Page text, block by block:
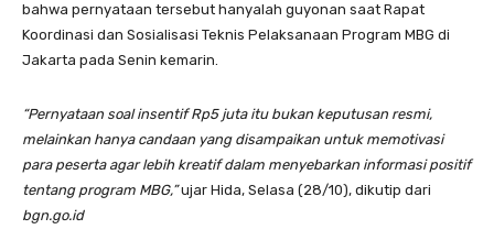
bahwa pernyataan tersebut hanyalah guyonan saat Rapat
Koordinasi dan Sosialisasi Teknis Pelaksanaan Program MBG di
Jakarta pada Senin kemarin.
“Pernyataan soal insentif Rp5 juta itu bukan keputusan resmi,
melainkan hanya candaan yang disampaikan untuk memotivasi
para peserta agar lebih kreatif dalam menyebarkan informasi positif
tentang program MBG,”ujar Hida, Selasa (28/10), dikutip dari
bgn.go.id